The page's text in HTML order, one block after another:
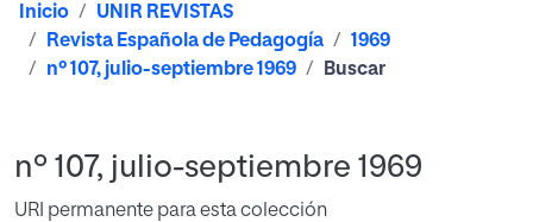
Inicio
UNIR REVISTAS
Revista Española de Pedagogía
1969
nº 107, julio-septiembre 1969
Buscar
nº 107, julio-septiembre 1969
URI permanente para esta colección